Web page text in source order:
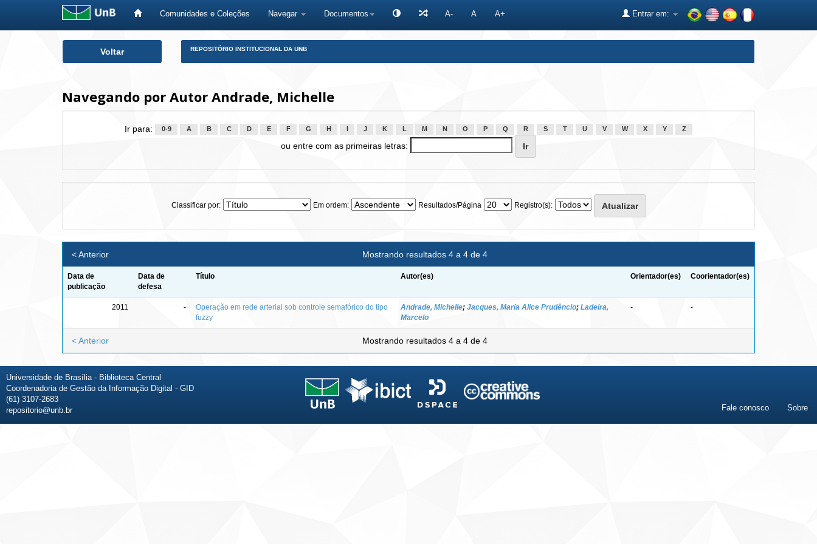
Comunidades e Coleções Navegar Documentos A- A A+ Entrar em:
Voltar REPOSITÓRIO INSTITUCIONAL DA UNB
Navegando por Autor Andrade, Michelle
Ir para: 0-9 A B C D E F G H J K L M N O P Q R S T U V W X Y Z
ou entre com as primeiras letras:
Classificar por: Em ordem: Resultados/Página Registro(s):
Mostrando resultados 4 a 4 de 4
< Anterior
Data de
publicação
Data de
defesa
Título Autor(es) Orientador(es) Coorientador(es)
2011 -
Operação em rede arterial sob controle semafórico do tipo
fuzzy
Andrade, Michelle; Jacques, Maria Alice Prudêncio; Ladeira,
Marcelo
- -
Mostrando resultados 4 a 4 de 4
< Anterior
Universidade de Brasília - Biblioteca Central
Coordenadoria de Gestão da Informação Digital - GID
(61) 3107-2683
repositorio@unb.br
Fale conosco Sobre